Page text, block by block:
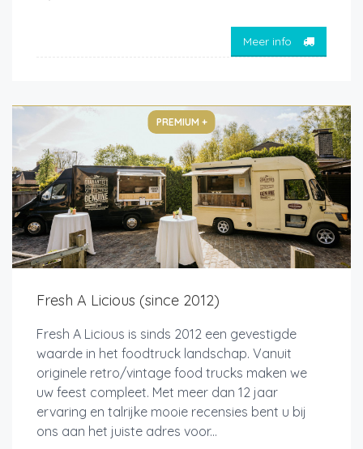
Meer info
PREMIUM +
Fresh A Licious (since 2012)
Fresh A Licious is sinds 2012 een gevestigde
waarde in het foodtruck landschap. Vanuit
originele retro/vintage food trucks maken we
uw feest compleet. Met meer dan 12 jaar
ervaring en talrijke mooie recensies bent u bij
ons aan het juiste adres voor...